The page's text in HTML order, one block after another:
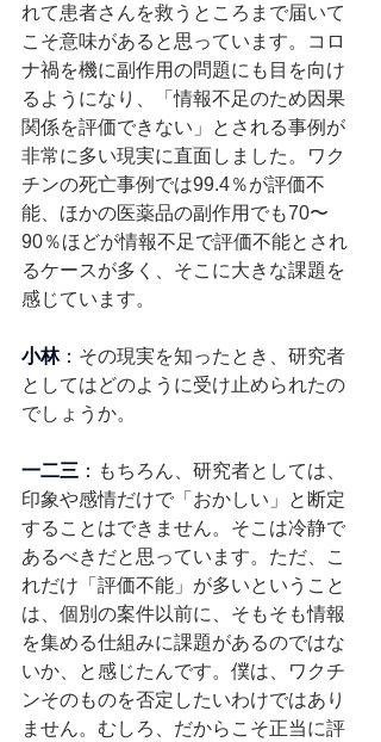
れて患者さんを救うところまで届いて
こそ意味があると思っています。コロ
ナ禍を機に副作用の問題にも目を向け
るようになり、「情報不足のため因果
関係を評価できない」とされる事例が
非常に多い現実に直面しました。ワク
チンの死亡事例では99.4％が評価不
能、ほかの医薬品の副作用でも70〜
90％ほどが情報不足で評価不能とされ
るケースが多く、そこに大きな課題を
感じています。
小林： その現実を知ったとき、研究者
としてはどのように受け止められたの
でしょうか。
一二三 ： もちろん、研究者としては、
印象や感情だけで「おかしい」と断定
することはできません。そこは冷静で
あるべきだと思っています。ただ、こ
れだけ「評価不能」が多いということ
は、個別の案件以前に、そもそも情報
を集める仕組みに課題があるのではな
いか、と感じたんです。僕は、ワクチ
ンそのものを否定したいわけではあり
ません。むしろ、だからこそ正当に評